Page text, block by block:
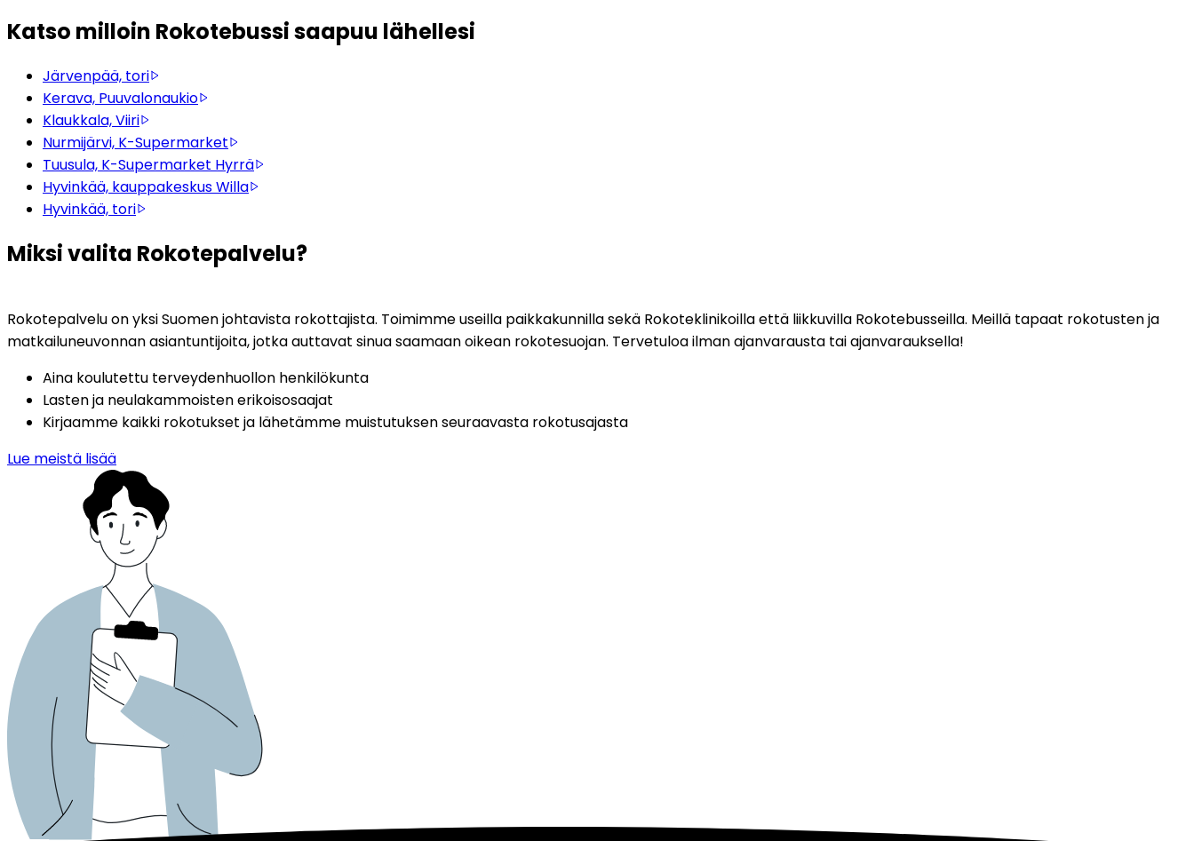
Katso milloin Rokotebussi saapuu lähellesi
Järvenpää, tori
Kerava, Puuvalonaukio
Klaukkala, Viiri
Nurmijärvi, K-Supermarket
Tuusula, K-Supermarket Hyrrä
Hyvinkää, kauppakeskus Willa
Hyvinkää, tori
Miksi valita Rokotepalvelu?
Rokotepalvelu on yksi Suomen johtavista rokottajista. Toimimme useilla paikkakunnilla sekä Rokoteklinikoilla että liikkuvilla Rokotebusseilla. Meillä tapaat rokotusten ja
matkailuneuvonnan asiantuntijoita, jotka auttavat sinua saamaan oikean rokotesuojan. Tervetuloa ilman ajanvarausta tai ajanvarauksella!
Aina koulutettu terveydenhuollon henkilökunta
Lasten ja neulakammoisten erikoisosaajat
Kirjaamme kaikki rokotukset ja lähetämme muistutuksen seuraavasta rokotusajasta
Lue meistä lisää